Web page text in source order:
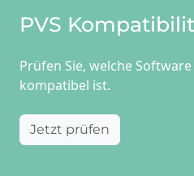
PVS
Prüfen Sie, welche
kompatibel ist.
Jetzt prüfen